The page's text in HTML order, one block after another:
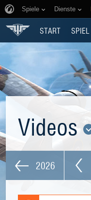
Spiele Dienste
START SPIEL
Videos
2026